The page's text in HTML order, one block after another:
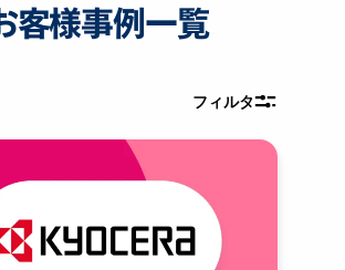
客様事例一覧
フィルタ